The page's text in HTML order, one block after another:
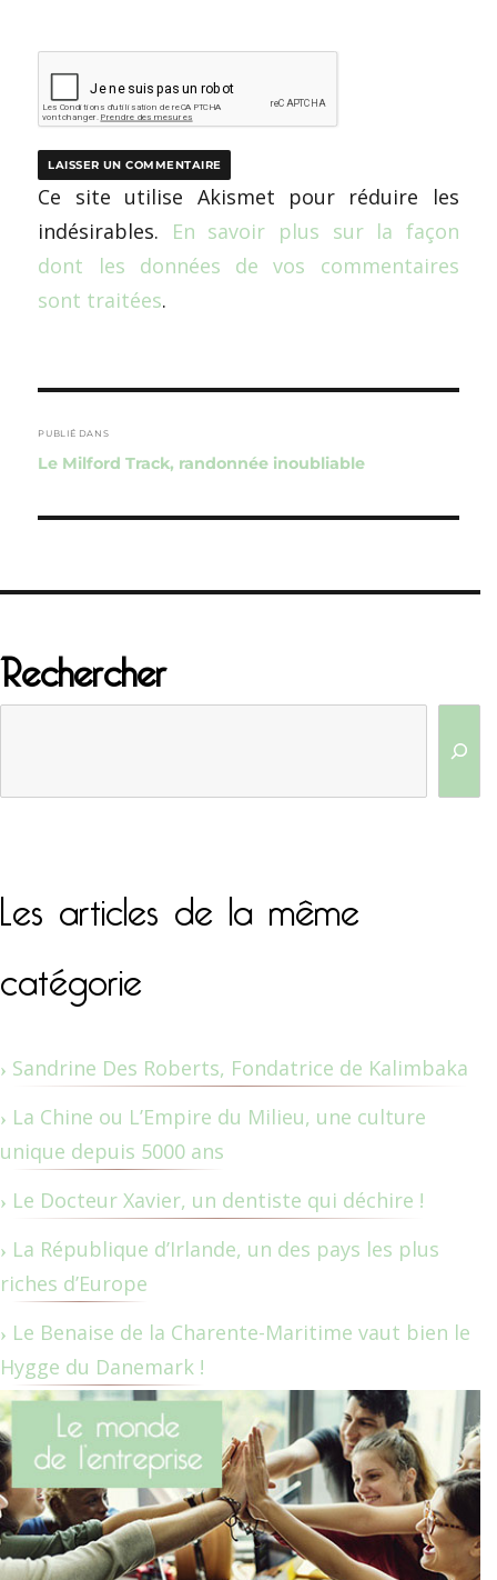
Ce site utilise Akismet pour réduire les
indésirables. En savoir plus sur la façon
dont les données de vos commentaires
sont traitées.
de
l’article
PUBLIÉ DANS
Le Milford Track, randonnée inoubliable
Rechercher
Les articles de la même
catégorie
Sandrine Des Roberts, Fondatrice de Kalimbaka
La Chine ou L’Empire du Milieu, une culture
unique depuis 5000 ans
Le Docteur Xavier, un dentiste qui déchire !
La République d’Irlande, un des pays les plus
riches d’Europe
Le Benaise de la Charente-Maritime vaut bien le
Hygge du Danemark !